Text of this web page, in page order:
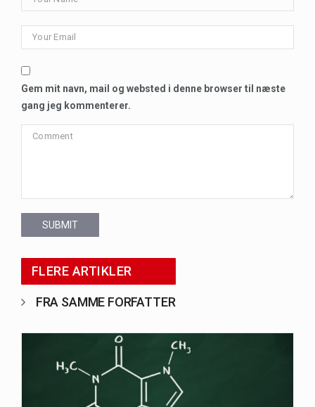
Gem mit navn, mail og websted i denne browser til næste
gang jeg kommenterer.
SUBMIT
FLERE ARTIKLER
FRA SAMME FORFATTER